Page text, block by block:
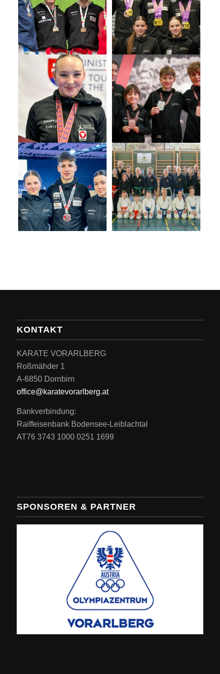
KONTAKT
KARATE VORARLBERG
Roßmähder 1
A-6850 Dornbirn
office@karatevorarlberg.at
Bankverbindung:
Raiffeisenbank Bodensee-Leiblachtal
AT76 3743 1000 0251 1699
SPONSOREN & PARTNER